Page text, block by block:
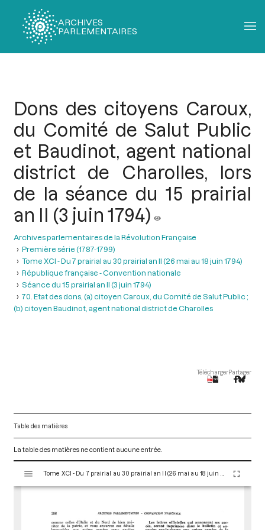
ARCHIVES
PARLEMENTAIRES
Dons des citoyens Caroux,
du Comité de Salut Public
et Baudinot, agent national
district de Charolles, lors
de la séance du 15 prairial
an II (3 juin 1794)
Archives parlementaires de la Révolution Française
Première série (1787-1799)
Tome XCI - Du 7 prairial au 30 prairial an II (26 mai au 18 juin 1794)
République française - Convention nationale
Séance du 15 prairial an II (3 juin 1794)
70. Etat des dons, (a) citoyen Caroux, du Comité de Salut Public ;
(b) citoyen Baudinot, agent national district de Charolles
TéléchargerPartager
Table des matières
La table des matières ne contient aucune entrée.
s